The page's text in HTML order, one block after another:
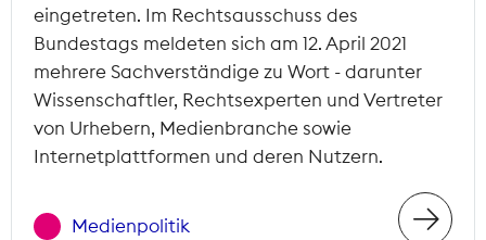
eingetreten. Im Rechtsausschuss des
Bundestags meldeten sich am 12. April 2021
mehrere Sachverständige zu Wort - darunter
Wissenschaftler, Rechtsexperten und Vertreter
von Urhebern, Medienbranche sowie
Internetplattformen und deren Nutzern.
Medienpolitik